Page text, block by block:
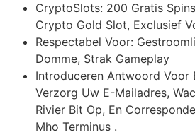
CryptoSlots: 200 Gratis
Crypto Gold Slot, Exclusief
Respectabel Voor:
Domme, Strak Gameplay
Introduceren Antwoord Voor
Verzorg Uw E-Mailadres,
Rivier Bit Op, En
Mho Terminus .